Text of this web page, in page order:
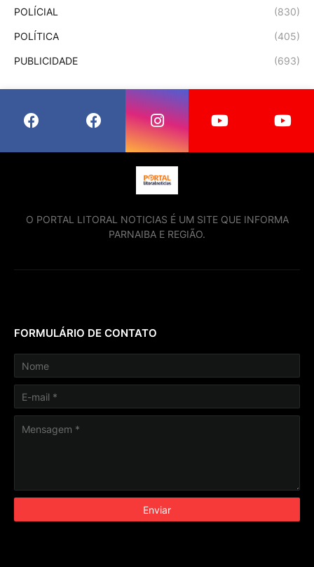
POLÍCIAL (830)
POLÍTICA (405)
PUBLICIDADE (693)
O PORTAL LITORAL NOTICIAS É UM SITE QUE INFORMA
PARNAIBA E REGIÃO.
FORMULÁRIO DE CONTATO